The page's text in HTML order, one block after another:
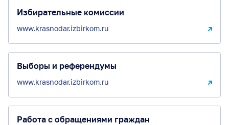
Избирательные комиссии
www.krasnodar.izbirkom.ru
Выборы и референдумы
www.krasnodar.izbirkom.ru
Работа с обращениями граждан